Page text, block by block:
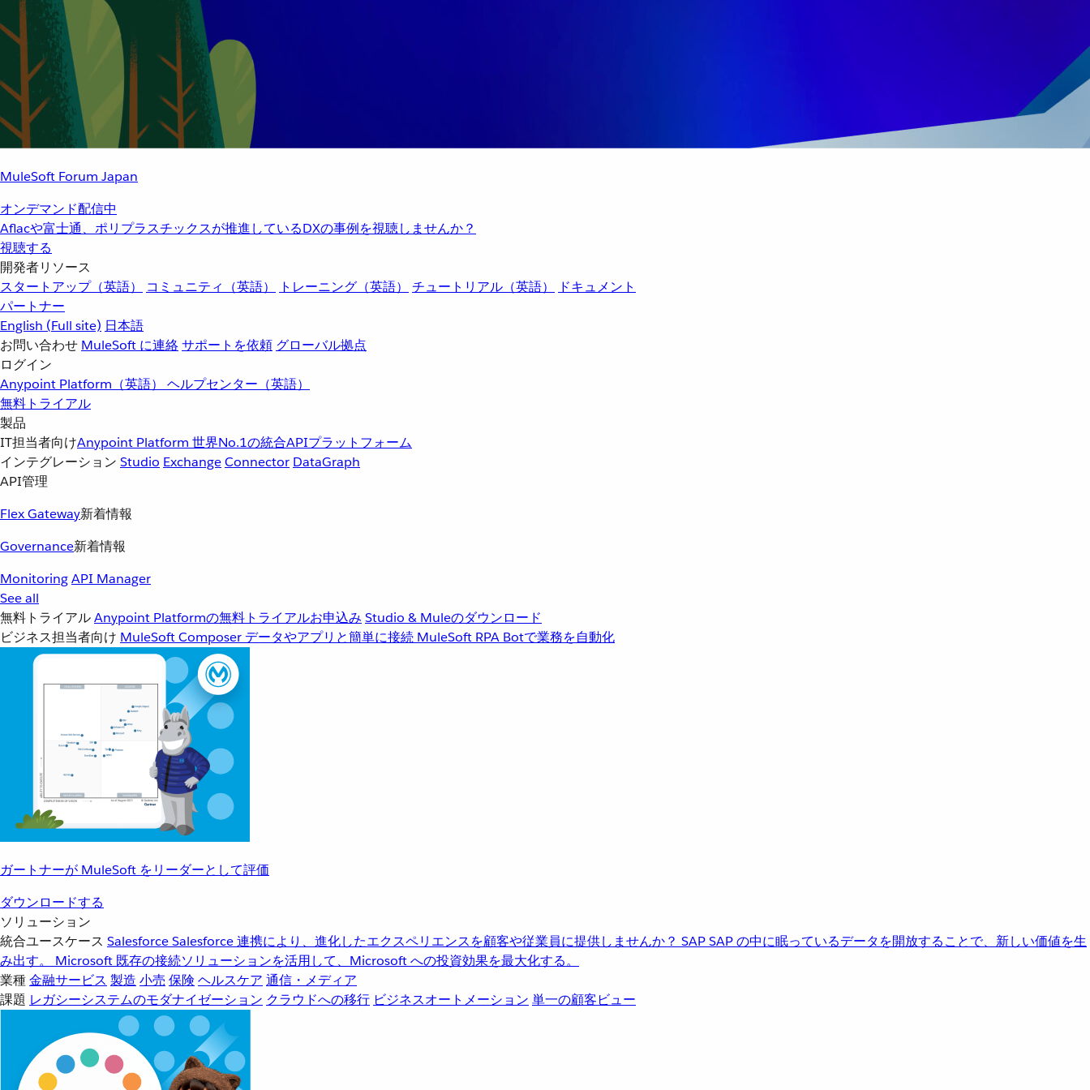
MuleSoft Forum Japan
オンデマンド配信中
Aflacや富士通、ポリプラスチックスが推進しているDXの事例を視聴しませんか？
視聴する
開発者リソース
スタートアップ（英語）
コミュニティ（英語） トレーニング（英語） チュートリアル（英語）
ドキュメント
パートナー
English (Full site) 日本語
お問い合わせ MuleSoft に連絡サポートを依頼 グローバル拠点
ログイン
Anypoint Platform（英語） ヘルプセンター（英語）
無料トライアル
製品
IT担当者向けAnypoint Platform 世界No.1の統合APIプラットフォーム
インテグレーション Studio ExchangeConnector DataGraph
API管理
Flex Gateway新着情報
Governance新着情報
MonitoringAPI Manager
See all
無料トライアルAnypoint Platformの無料トライアルお申込み Studio & Muleのダウンロード
ビジネス担当者向け MuleSoft Composer データやアプリと簡単に接続 MuleSoft RPA Botで業務を自動化
ガートナーが MuleSoft をリーダーとして評価
ダウンロードする
ソリューション
統合ユースケース SalesforceSalesforce 連携により、進化したエクスペリエンスを顧客や従業員に提供しませんか？ SAPSAP の中に眠っているデータを開放することで、新しい価値を生
み出す。
Microsoft 既存の接続ソリューションを活用して、Microsoft への投資効果を最大化する。
業種金融サービス 製造 小売 保険 ヘルスケア 通信・メディア
課題 レガシーシステムのモダナイゼーション クラウドへの移行 ビジネスオートメーション 単一の顧客ビュー